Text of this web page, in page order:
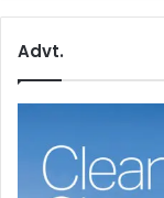
Advt.